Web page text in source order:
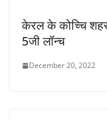
केरल के कोच्चि
5जी लॉन्च
December 20, 2022